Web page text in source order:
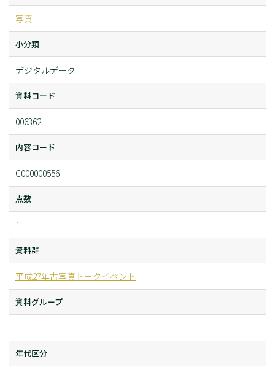
写真
小分類
デジタルデータ
資料コード
006362
内容コード
C000000556
点数
1
資料群
平成27年古写真トークイベント
資料グループ
ー
年代区分